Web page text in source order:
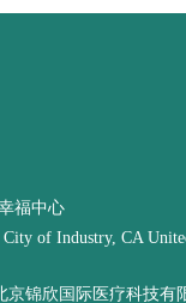
福中心
of Industry, CA
京锦欣国际医疗科